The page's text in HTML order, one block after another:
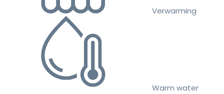
Verwarming
Warm water